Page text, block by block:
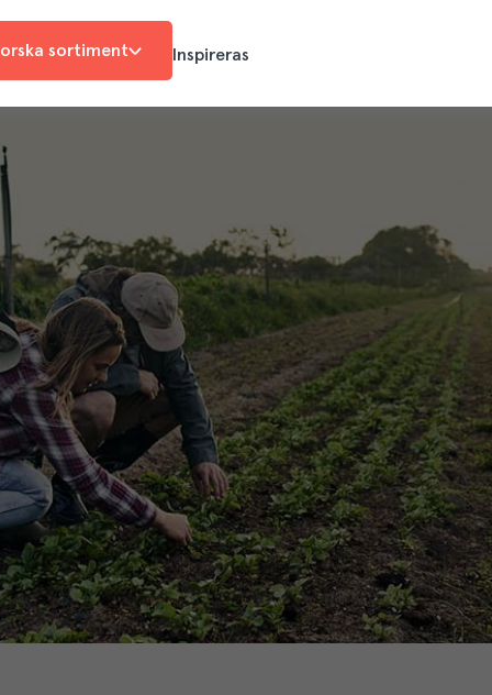
sortiment Inspireras